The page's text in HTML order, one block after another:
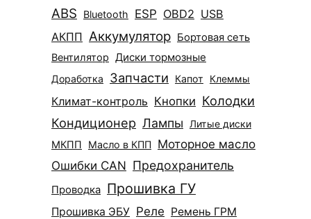
ABS Bluetooth ESP OBD2 USB
АКПП Аккумулятор Бортовая сеть
Вентилятор Диски тормозные
Доработка Запчасти Капот Клеммы
Климат-контроль Кнопки Колодки
Кондиционер Лампы Литые диски
МКПП Масло в КПП
Моторное масло
Ошибки CAN Предохранитель
Проводка Прошивка ГУ
Прошивка ЭБУ Реле Ремень ГРМ